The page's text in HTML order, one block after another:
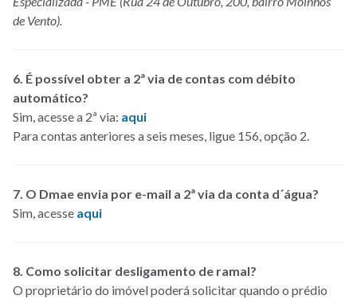
de Vento).
6. É possível obter a 2ª via de contas com débito
automático?
Sim, acesse a 2ª via: aqui
Para contas anteriores a seis meses, ligue 156, opção 2.
7. O Dmae envia por e-mail a 2ª via da conta d´água?
Sim, acesse aqui
8. Como solicitar desligamento de ramal?
O proprietário do imóvel poderá solicitar quando o prédio